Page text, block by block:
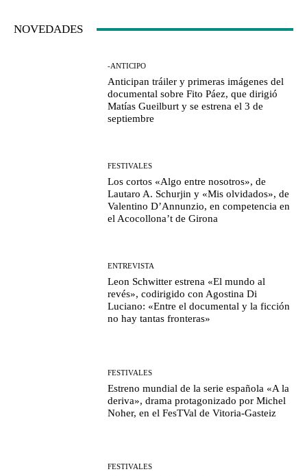
NOVEDADES
-ANTICIPO
Anticipan tráiler y primeras imágenes del
documental sobre Fito Páez, que dirigió
Matías Gueilburt y se estrena el 3 de
septiembre
FESTIVALES
Los cortos «Algo entre nosotros», de
Lautaro A. Schurjin y «Mis olvidados», de
Valentino D’Annunzio, en competencia en
el Acocollona’t de Girona
ENTREVISTA
Leon Schwitter estrena «El mundo al
revés», codirigido con Agostina Di
Luciano: «Entre el documental y la ficción
no hay tantas fronteras»
FESTIVALES
Estreno mundial de la serie española «A la
deriva», drama protagonizado por Michel
Noher, en el FesTVal de Vitoria-Gasteiz
FESTIVALES